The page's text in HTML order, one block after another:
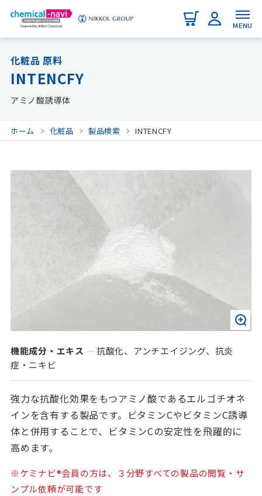
MENU
化粧品 原料
INTENCFY
アミノ酸誘導体
ホーム 化粧品 製品検索 INTENCFY
機能成分・エキス
抗酸化、アンチエイジング、抗炎
症・ニキビ
強力な抗酸化効果をもつアミノ酸であるエルゴチオネ
インを含有する製品です。ビタミンCやビタミンC誘導
体と併用することで、ビタミンCの安定性を飛躍的に
高めます。
※ケミナビ®会員の方は、３分野すべての製品の閲覧・サ
ンプル依頼が可能です